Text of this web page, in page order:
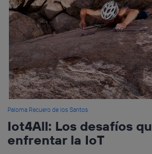
Paloma Recuero de los Santos
Iot4All: Los desafíos
enfrentar la IoT